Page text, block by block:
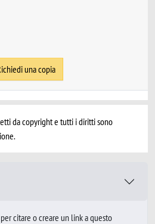
una copia
da copyright e tutti i diritti sono
citare o creare un link a questo